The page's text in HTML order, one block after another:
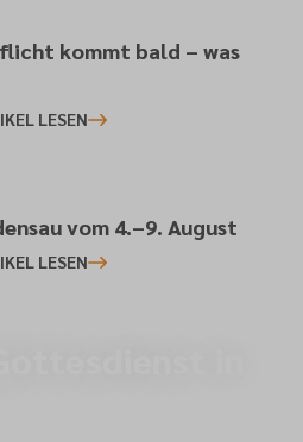
kommt bald – was
LESEN
vom 4.–9. August
LESEN